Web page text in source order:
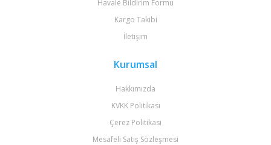
Havale Bildirim Formu
Kargo Takibi
İletişim
Kurumsal
Hakkımızda
KVKK Politikası
Çerez Politikası
Mesafeli Satış Sözleşmesi